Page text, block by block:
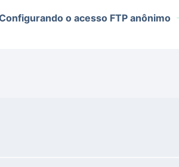
o acesso FTP anônimo